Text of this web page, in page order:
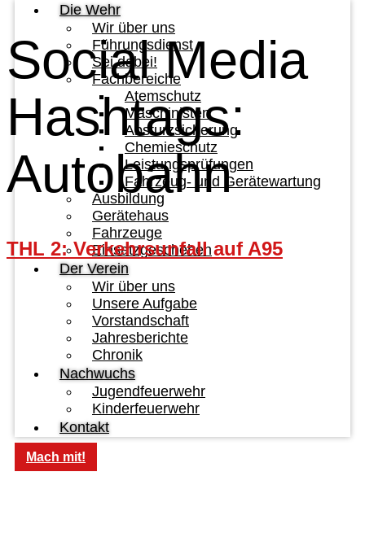
Die Wehr
Wir über uns
Führungsdienst
Sei dabei!
Fachbereiche
Atemschutz
Maschinisten
Absturzsicherung
Chemieschutz
Leistungsprüfungen
Fahrzeug- und Gerätewartung
Ausbildung
Gerätehaus
Fahrzeuge
Einsatzgeschehen
Der Verein
Wir über uns
Unsere Aufgabe
Vorstandschaft
Jahresberichte
Chronik
Nachwuchs
Jugendfeuerwehr
Kinderfeuerwehr
Kontakt
Mach mit!
Social Media
Hashtags:
Autobahn
THL 2: Verkehrsunfall auf A95